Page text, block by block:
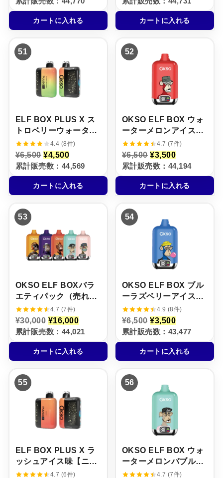
価
格
は
¥
0
0
で
し
の
価
格
は
5
0
0
で
す
カートに入れる
価
格
は
¥
0
0
。
の
価
格
は
5
。
カートに入れる
51
ELF BOX PLUS X ス
トロベリーウォーター
メロン味【ニコパフ】
5%
4.4 (8件)
¥6,500 元
の
価
格
は
¥
0
で
し
た
¥4,500現
在
の
価
格
は
0
0
で
す
累計販売数：44,569
カートに入れる
52
OKSO ELF BOX ウォ
ーターメロンアイス味
【ニコパフ】5%
4.7 (7件)
¥6,500 元
の
価
格
は
¥
0
。
¥3,500現
在
の
価
格
は
5
0
す
。
累計販売数：44,194
カートに入れる
53
OKSO ELF BOXバラ
エティパック（売れ筋
TOP5 / 5本セット）
4.7 (7件)
¥30,000 元
の
価
格
は
¥
0
0
た
¥16,000現
在
の
価
格
は
0
0
0
で
す
累計販売数：44,021
カートに入れる
54
OKSO ELF BOX ブル
ーラズベリーアイス味
【ニコパフ】5%
4.9 (8件)
¥6,500 元
の
価
格
は
¥
0
0
。
¥3,500現
在
の
価
格
は
5
。
累計販売数：43,477
カートに入れる
55
ELF BOX PLUS X ラ
ッシュアイス味【ニコ
パフ】5%4.7 (6件)
56
OKSO ELF BOX ウォ
ーターメロンバブルガ
ム味【ニコパフ】5%
4.7 (7件)